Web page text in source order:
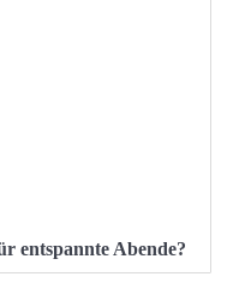
entspannte Abende?